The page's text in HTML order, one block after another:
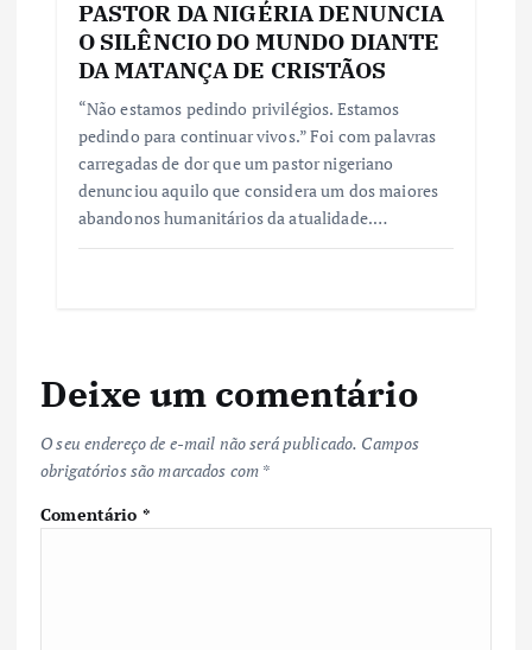
PASTOR DA NIGÉRIA DENUNCIA
O SILÊNCIO DO MUNDO DIANTE
DA MATANÇA DE CRISTÃOS
“Não estamos pedindo privilégios. Estamos
pedindo para continuar vivos.” Foi com palavras
carregadas de dor que um pastor nigeriano
denunciou aquilo que considera um dos maiores
abandonos humanitários da atualidade.…
Deixe um comentário
O seu endereço de e-mail não será publicado. Campos
obrigatórios são marcados com *
Comentário *